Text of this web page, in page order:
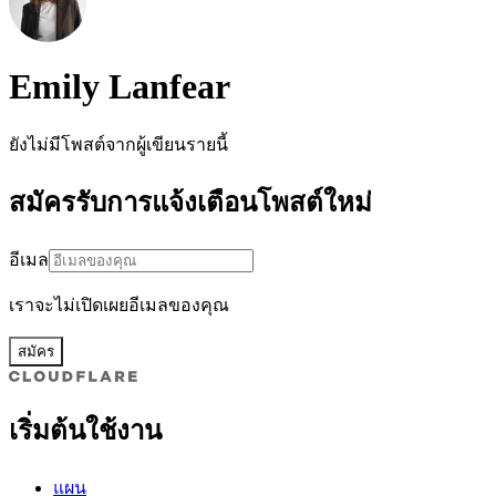
Emily Lanfear
ยังไม่มีโพสต์จากผู้เขียนรายนี้
สมัครรับการแจ้งเตือนโพสต์ใหม่
อีเมล
เราจะไม่เปิดเผยอีเมลของคุณ
สมัคร
เริ่มต้นใช้งาน
แผน